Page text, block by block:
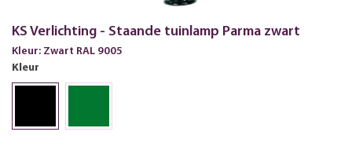
KS Verlichting - Staande tuinlamp Parma zwart
Kleur: Zwart RAL 9005
Kleur